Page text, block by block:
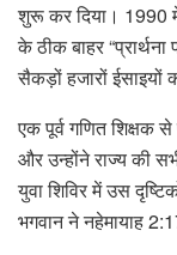
शुरू कर दिया। 1990
के ठीक बाहर
सैकड़ों हजारों ईसाइयों
एक पूर्व गणित शिक्षक
और उन्होंने राज्य की
युवा शिविर में उस
भगवान ने नहेमायाह